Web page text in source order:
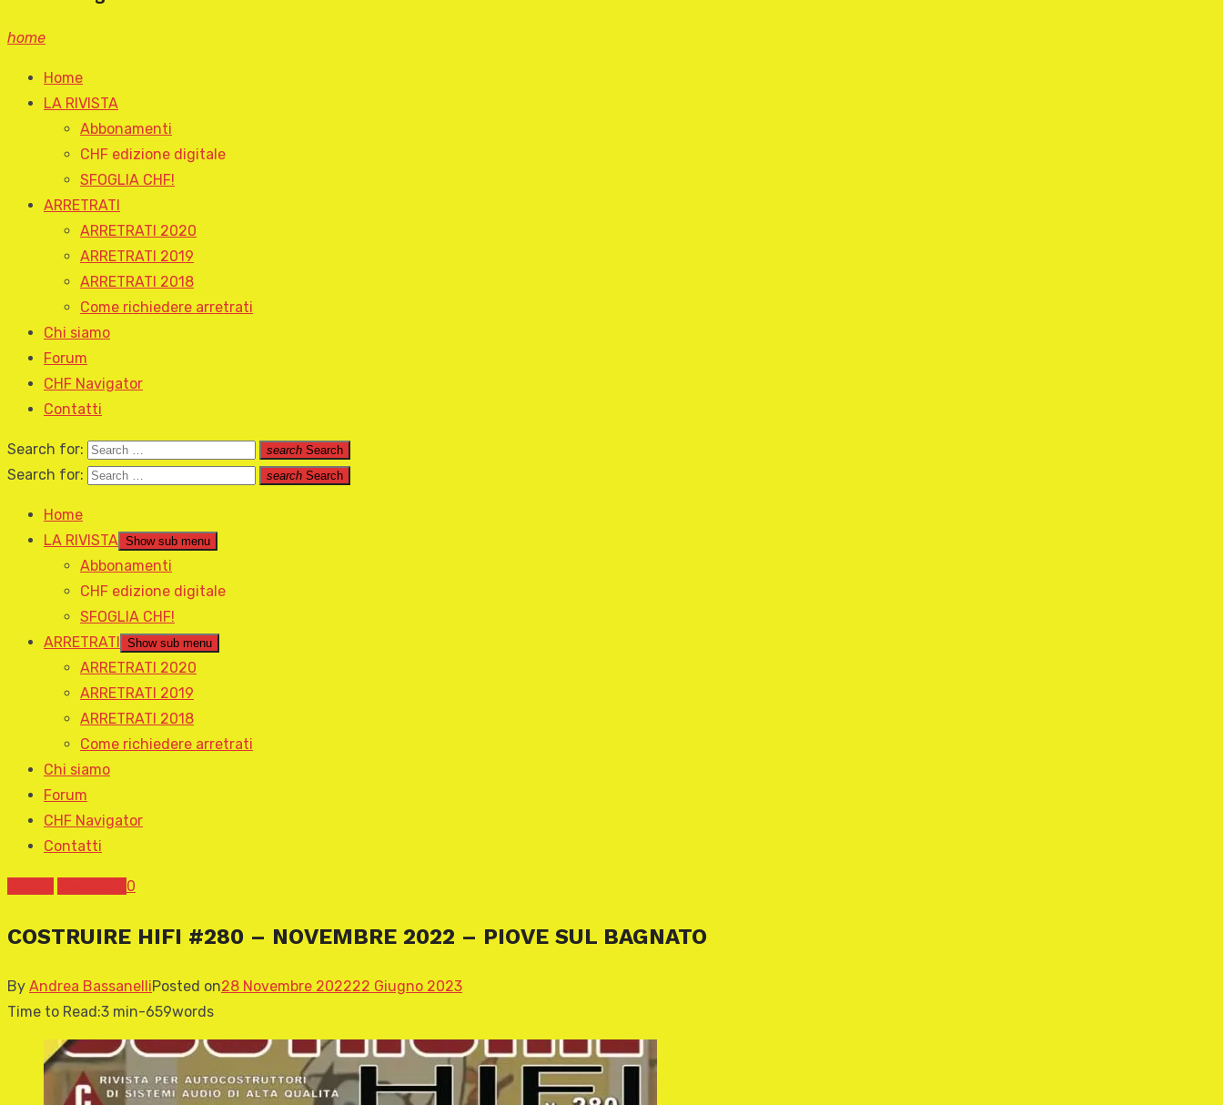
home
Home
LA RIVISTA
Abbonamenti
CHF edizione digitale
SFOGLIA CHF!
ARRETRATI
ARRETRATI 2020
ARRETRATI 2019
ARRETRATI 2018
Come richiedere arretrati
Chi siamo
Forum
CHF Navigator
Contatti
Search for: search Search
Search for: search Search
Home
LA RIVISTA Show sub menu
Abbonamenti
CHF edizione digitale
SFOGLIA CHF!
ARRETRATI
Show sub menu
ARRETRATI 2020
ARRETRATI 2019
ARRETRATI 2018
Come richiedere arretrati
Chi siamo
Forum
CHF Navigator
Contatti
0
COSTRUIRE HIFI #280 – NOVEMBRE 2022 – PIOVE SUL BAGNATO
By Andrea BassanelliPosted on28 Novembre 202222 Giugno 2023
Time to Read:3 min-659words